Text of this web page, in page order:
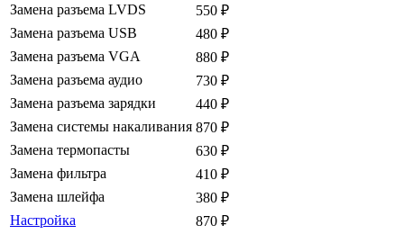
Замена разъема LVDS
550 ₽
Замена разъема USB
480 ₽
Замена разъема VGA
880 ₽
Замена разъема аудио
730 ₽
Замена разъема зарядки
440 ₽
Замена системы накаливания 870 ₽
Замена термопасты
630 ₽
Замена фильтра
410 ₽
Замена шлейфа
380 ₽
Настройка
870 ₽